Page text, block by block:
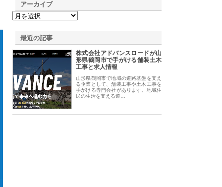
アーカイブ
最近の記事
株式会社アドバンスロードが山
形県鶴岡市で手がける舗装土木
工事と求人情報
山形県鶴岡市で地域の道路基盤を支え
る企業として、舗装工事や土木工事を
手がける専門会社があります。地域住
民の生活を支える道…